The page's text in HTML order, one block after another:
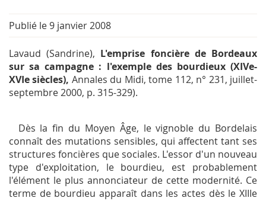
Publié le 9 janvier 2008
Lavaud (Sandrine), L'emprise foncière de Bordeaux
sur sa campagne : l'exemple des bourdieux (XIVe-
XVIe siècles), Annales du Midi, tome 112, n° 231, juillet-
septembre 2000, p. 315-329).
Dès la fin du Moyen Âge, le vignoble du Bordelais
connaît des mutations sensibles, qui affectent tant ses
structures foncières que sociales. L'essor d'un nouveau
type d'exploitation, le bourdieu, est probablement
l'élément le plus annonciateur de cette modernité. Ce
terme de bourdieu apparaît dans les actes dès le XIIIe